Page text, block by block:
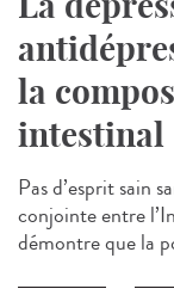
la
intestinal
Pas d’esprit sain
conjointe entre
démontre que la